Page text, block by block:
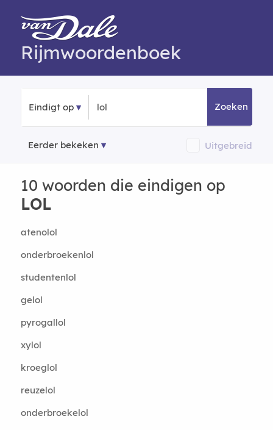
Rijmwoordenboek
Eindigt op Zoeken
Eerder bekeken Uitgebreid
10 woorden die eindigen op
LOL
atenolol
onderbroekenlol
studentenlol
gelol
pyrogallol
xylol
kroeglol
reuzelol
onderbroekelol